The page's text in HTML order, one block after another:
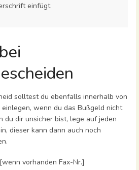
einfügt.
solltest du ebenfalls innerhalb von
wenn du das Bußgeld nicht
du dir unsicher bist, lege auf jeden
dieser kann dann auch noch
vorhanden Fax-Nr.]